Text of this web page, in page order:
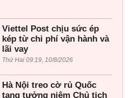
Viettel Post chịu sức ép
kép từ chi phí vận hành và
lãi vay
Thứ Hai 09:19, 10/8/2026
Hà Nội treo cờ rủ Quốc
tang tưởng niệm Chủ tịch